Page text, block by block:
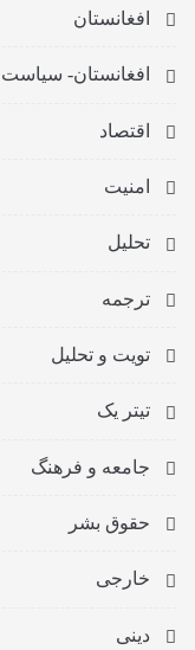
افغانستان
افغانستان- سیاست
اقتصاد
امنیت
تحلیل
ترجمه
تویت و تحلیل
تیتر یک
جامعه و فرهنگ
حقوق بشر
خارجی
دینی